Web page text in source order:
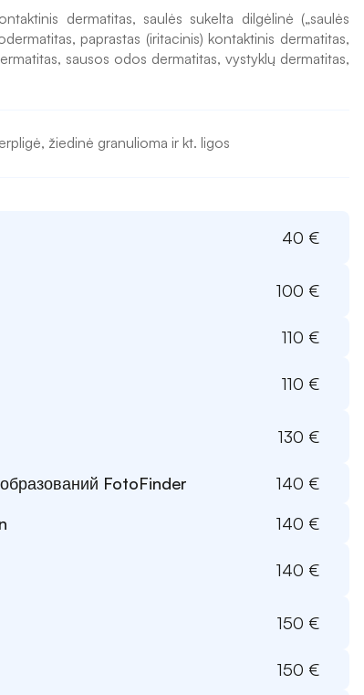
dermatitas, saulės sukelta dilgėlinė („saulės
paprastas (iritacinis) kontaktinis dermatitas,
sausos odos dermatitas, vystyklų dermatitas,
žiedinė granulioma ir kt. ligos
40 €
100 €
110 €
110 €
130 €
FotoFinder 140 €
140 €
140 €
150 €
150 €